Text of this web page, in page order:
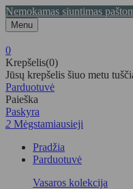
Nemokamas siuntimas
Menu
0
Krepšelis(0)
Jūsų krepšelis šiuo metu
Parduotuvė
Paieška
Paskyra
2 Mėgstamiausieji
Pradžia
Parduotuvė
Vasaros kolekcija